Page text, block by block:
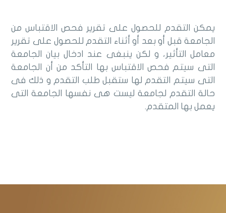
يمكن التقدم للحصول على تقرير فحص الاقتباس من
الجامعة قبل أو بعد أو أثناء التقدم للحصول على تقرير
معامل التأثير، و لكن ينبغى عند ادخال بيان الجامعة
التى سيتم فحص الاقتباس بها التأكد من أن الجامعة
التى سيتم التقدم لها ستقبل طلب التقدم و ذلك فى
حالة التقدم لجامعة ليست هى نفسها الجامعة التى
يعمل بها المتقدم.